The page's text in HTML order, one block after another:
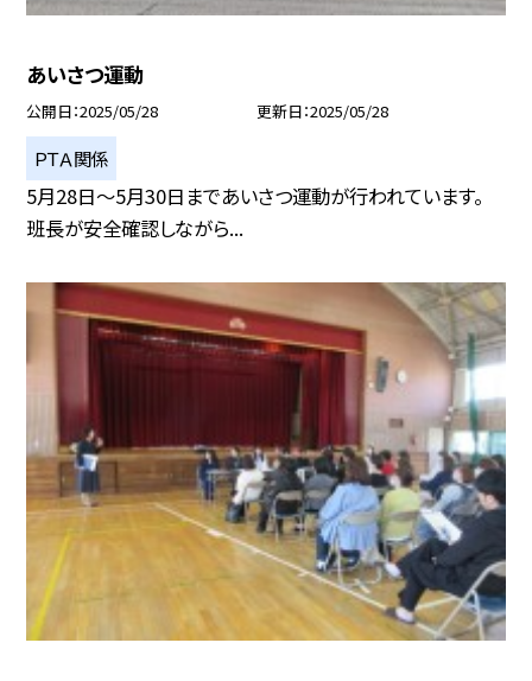
あいさつ運動
公開日 2025/05/28 更新日 2025/05/28
ＰＴＡ関係
5月28日〜5月30日まであいさつ運動が行われています。
班長が安全確認しながら...